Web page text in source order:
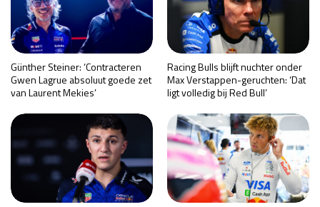
Günther Steiner: ‘Contracteren
Gwen Lagrue absoluut goede zet
van Laurent Mekies’
Racing Bulls blijft nuchter onder
Max Verstappen-geruchten: ‘Dat
ligt volledig bij Red Bull’